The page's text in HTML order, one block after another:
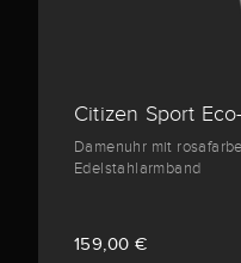
Citizen Sport
Damenuhr mit
Edelstahlarmband
159,00 €